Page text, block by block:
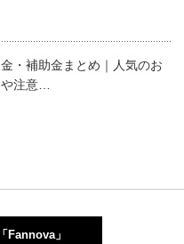
・補助金まとめ｜人気のお
注意…
Fannova」